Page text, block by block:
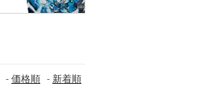
- 価格順 - 新着順